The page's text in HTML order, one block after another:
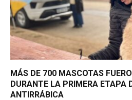
MÁS DE 700 MASCOTAS
DURANTE LA PRIMERA ETAPA
ANTIRRÁBICA